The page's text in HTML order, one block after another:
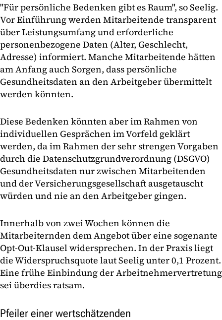
"Für persönliche Bedenken gibt es Raum", so Seelig.
Vor Einführung werden Mitarbeitende transparent
über Leistungsumfang und erforderliche
personenbezogene Daten (Alter, Geschlecht,
Adresse) informiert. Manche Mitarbeitende hätten
am Anfang auch Sorgen, dass persönliche
Gesundheitsdaten an den Arbeitgeber übermittelt
werden könnten.
Diese Bedenken könnten aber im Rahmen von
individuellen Gesprächen im Vorfeld geklärt
werden, da im Rahmen der sehr strengen Vorgaben
durch die Datenschutzgrundverordnung (DSGVO)
Gesundheitsdaten nur zwischen Mitarbeitenden
und der Versicherungsgesellschaft ausgetauscht
würden und nie an den Arbeitgeber gingen.
Innerhalb von zwei Wochen können die
Mitarbeiternden dem Angebot über eine sogenante
Opt-Out-Klausel widersprechen. In der Praxis liegt
die Widerspruchsquote laut Seelig unter 0,1 Prozent.
Eine frühe Einbindung der Arbeitnehmervertretung
sei überdies ratsam.
Pfeiler einer wertschätzenden